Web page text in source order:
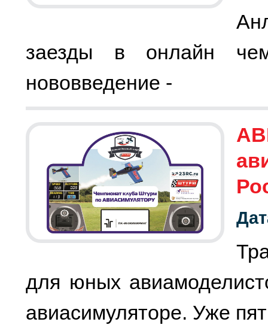
заезды в онлайн
нововведение -
для юных
авиасимуляторе. Уже